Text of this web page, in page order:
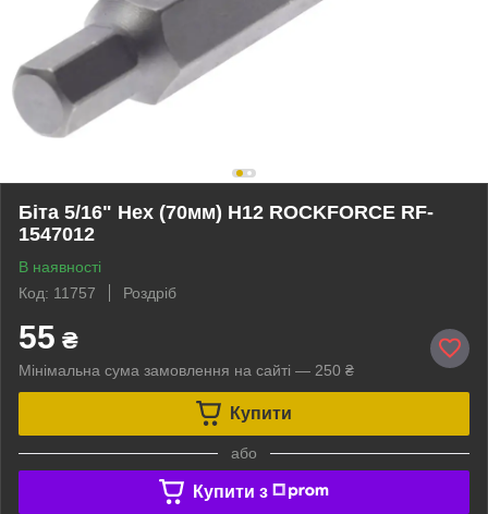
Біта 5/16" Hex (70мм) H12 ROCKFORCE RF-
1547012
В наявності
Код: 11757
Роздріб
55 ₴
Мінімальна сума замовлення на сайті — 250 ₴
Купити
або
Купити з